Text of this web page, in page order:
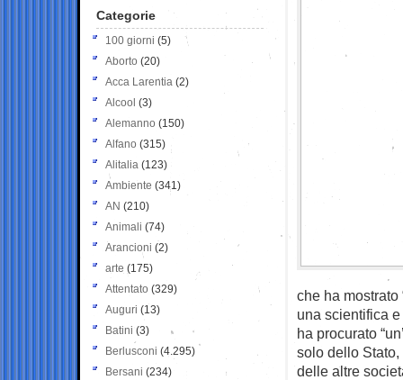
che ha mostrato
una scientifica
ha procurato
solo dello
delle altre
Categorie
100 giorni (5)
Aborto (20)
Acca Larentia (2)
Alcool (3)
Alemanno (150)
Alfano (315)
Alitalia (123)
Ambiente (341)
AN (210)
Animali (74)
Arancioni (2)
arte (175)
Attentato (329)
Auguri (13)
Batini (3)
Berlusconi (4.295)
Bersani (234)